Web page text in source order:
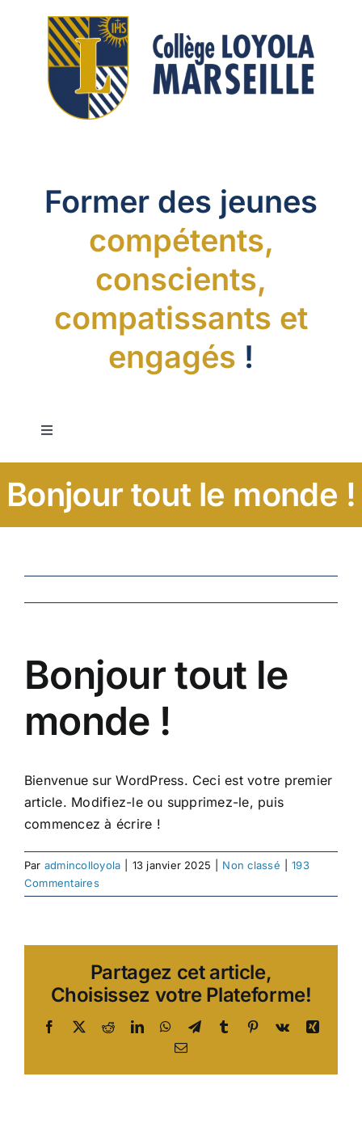
contenu
Former des jeunes
compétents,
conscients,
compatissants et
engagés !
Navigation
La pédagogie
La pastorale
Contact
Circulaires
Bonjour tout le monde !
Bonjour tout le
monde !
Bienvenue sur WordPress. Ceci est votre premier
article. Modifiez-le ou supprimez-le, puis
commencez à écrire !
Par admincolloyola 13 janvier 2025 Non classé
193
Commentaires
Partagez cet article,
Choisissez votre Plateforme!
Facebook
X RedditLinkedInWhatsApp
TelegramTumblr Pinterest
Vk
Xing
Email